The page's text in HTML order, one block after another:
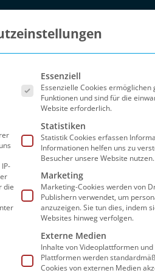
FAQ Preise
die
Es folgt eine Liste der
Essenziell
Essenzielle Cookies ermöglichen
Funktionen und sind für die
Website erforderlich.
Statistiken
Statistik Cookies erfassen
Informationen helfen uns zu
Besucher unsere Website nutzen.
Marketing
Marketing-Cookies werden von
Publishern verwendet, um
anzuzeigen. Sie tun dies, indem
Websites hinweg verfolgen.
Externe Medien
Inhalte von Videoplattformen
Plattformen werden
Cookies von externen Medien